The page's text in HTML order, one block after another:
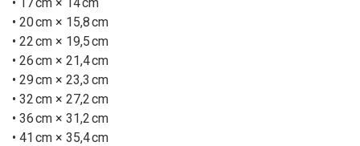
• 20 cm × 15,8 cm
• 22 cm × 19,5 cm
• 26 cm × 21,4 cm
• 29 cm × 23,3 cm
• 32 cm × 27,2 cm
• 36 cm × 31,2 cm
• 41 cm × 35,4 cm